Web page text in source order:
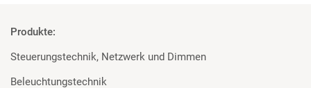
Produkte:
Steuerungstechnik, Netzwerk und Dimmen
Beleuchtungstechnik